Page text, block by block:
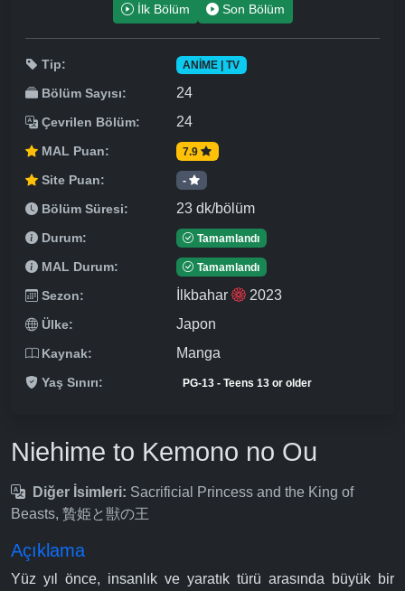
İlk Bölüm Son Bölüm
Tip: ANIME | TV
Bölüm Sayısı: 24
Çevrilen Bölüm: 24
MAL Puan: 7.9
Site Puan: -
Bölüm Süresi: 23 dk/bölüm
Durum: Tamamlandı
MAL Durum: Tamamlandı
Sezon: İlkbahar 2023
Ülke: Japon
Kaynak: Manga
Yaş Sınırı: PG-13 - Teens 13 or older
Niehime to Kemono no Ou
Diğer İsimleri: Sacrificial Princess and the King of
Beasts, 贄姫と獣の王
Açıklama
Yüz yıl önce, insanlık ve yaratık türü arasında büyük bir